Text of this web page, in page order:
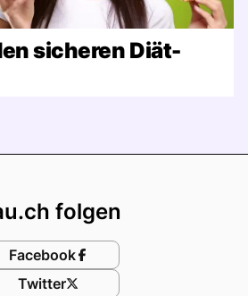
sicheren Diät-
folgen
Facebook
Twitter